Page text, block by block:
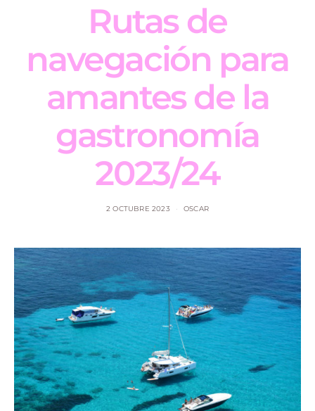
Rutas de
navegación para
amantes de la
gastronomía
2023/24
2 OCTUBRE 2023 OSCAR